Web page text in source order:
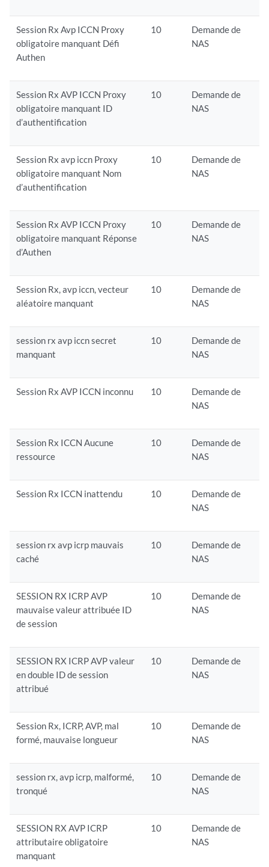
Session Rx Avp ICCN Proxy
obligatoire manquant Défi
Authen
10
Demande de
NAS
Session Rx AVP ICCN Proxy
obligatoire manquant ID
d’authentification
10
Demande de
NAS
Session Rx avp iccn Proxy
obligatoire manquant Nom
d’authentification
10
Demande de
NAS
Session Rx AVP ICCN Proxy
obligatoire manquant Réponse
d’Authen
10
Demande de
NAS
Session Rx, avp iccn, vecteur
aléatoire manquant
10
Demande de
NAS
session rx avp iccn secret
manquant
10
Demande de
NAS
Session Rx AVP ICCN inconnu 10
Demande de
NAS
Session Rx ICCN Aucune
ressource
10
Demande de
NAS
Session Rx ICCN inattendu 10
Demande de
NAS
session rx avp icrp mauvais
caché
10
Demande de
NAS
SESSION RX ICRP AVP
mauvaise valeur attribuée ID
de session
10
Demande de
NAS
SESSION RX ICRP AVP valeur
en double ID de session
attribué
10
Demande de
NAS
Session Rx, ICRP, AVP, mal
formé, mauvaise longueur
10
Demande de
NAS
session rx, avp icrp, malformé,
tronqué
10
Demande de
NAS
SESSION RX AVP ICRP
attributaire obligatoire
manquant
10
Demande de
NAS